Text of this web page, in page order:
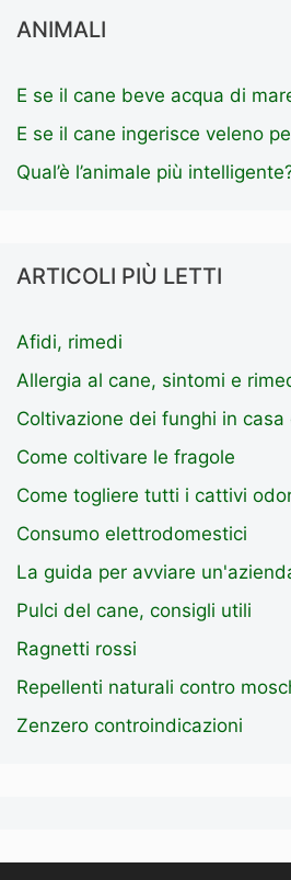
ANIMALI
E se il cane beve acqua di
E se il cane ingerisce veleno
Qual’è l’animale più
ARTICOLI PIÙ LETTI
Afidi, rimedi
Allergia al cane, sintomi e
Coltivazione dei funghi in casa
Come coltivare le fragole
Come togliere tutti i cattivi
Consumo elettrodomestici
La guida per avviare
Pulci del cane, consigli utili
Ragnetti rossi
Repellenti naturali contro
Zenzero controindicazioni